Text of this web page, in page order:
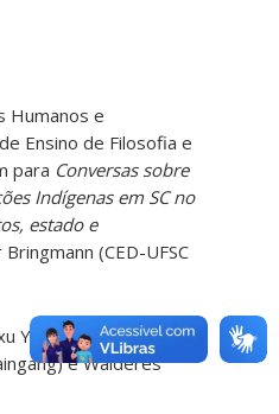
Humanos e
Ensino de Filosofia e
para Conversas sobre
Indígenas em SC no
estado e
(CED-UFSC
Yxapyry
e Walderes